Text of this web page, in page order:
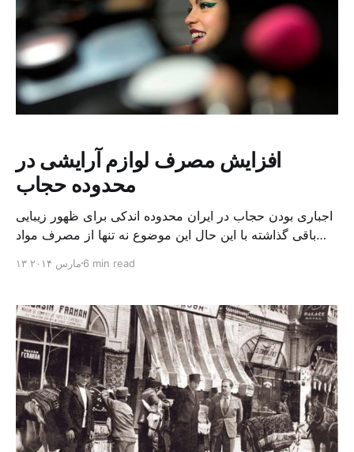
افزایش مصرف لوازم آرایشی در
محدوده حجاب
اجباری بودن حجاب در ایران محدوده اندکی برای ظهور زیبایی
باقی گذاشته با این حال این موضوع نه تنها از مصرف مواد
مصرف کننده این مواد در خاورمیانه و هفتمین مصرف کننده
[…]
۱۳ مارس ۲۰۱۴ 6 min read